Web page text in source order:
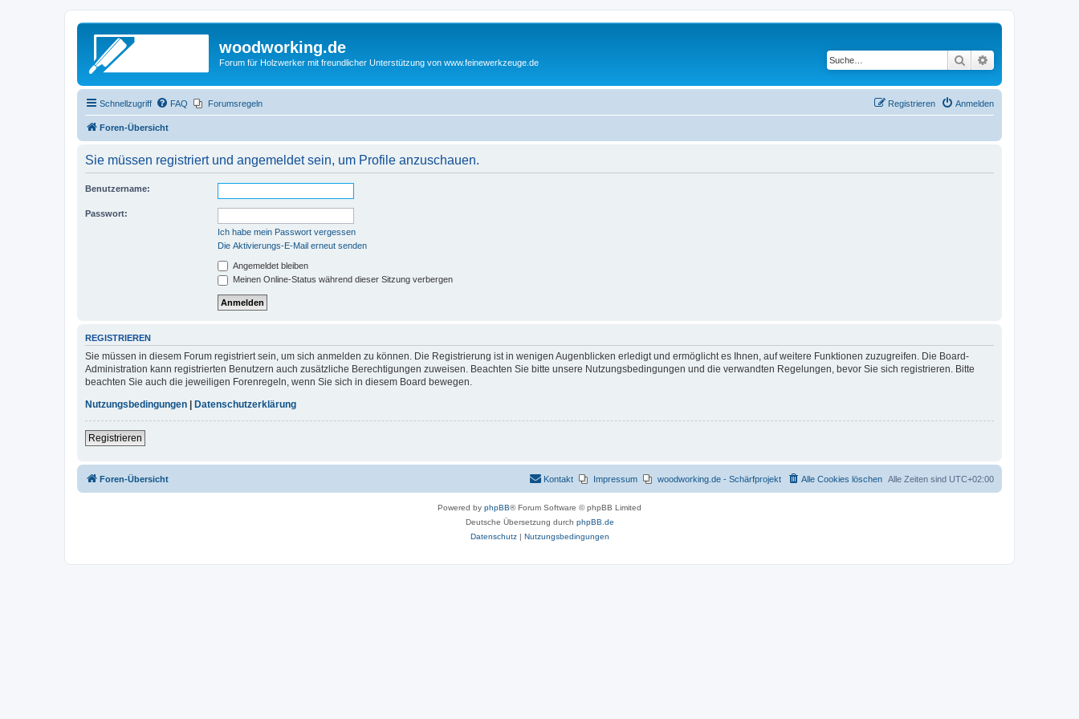
woodworking.de
Forum für Holzwerker mit freundlicher Unterstützung von www.feinewerkzeuge.de Suche
Schnellzugriff FAQ Forumsregeln Anmelden
Registrieren
Foren-Übersicht
Sie müssen registriert und angemeldet sein, um Profile anzuschauen.
Benutzername:
Passwort:
Ich habe mein Passwort vergessen
Die Aktivierungs-E-Mail erneut senden
Angemeldet bleiben
Meinen Online-Status während dieser Sitzung verbergen
REGISTRIEREN
Sie müssen in diesem Forum registriert sein, um sich anmelden zu können. Die Registrierung ist in wenigen Augenblicken erledigt und ermöglicht es Ihnen, auf weitere Funktionen zuzugreifen. Die Board-
Administration kann registrierten Benutzern auch zusätzliche Berechtigungen zuweisen. Beachten Sie bitte unsere Nutzungsbedingungen und die verwandten Regelungen, bevor Sie sich registrieren. Bitte
beachten Sie auch die jeweiligen Forenregeln, wenn Sie sich in diesem Board bewegen.
Nutzungsbedingungen
Datenschutzerklärung
Registrieren
Foren-Übersicht Alle Zeiten sind UTC+02:00
Alle Cookies löschen
woodworking.de - Schärfprojekt
Impressum
Kontakt
Powered by phpBB® Forum Software © phpBB Limited
Deutsche Übersetzung durch phpBB.de
Datenschutz| Nutzungsbedingungen